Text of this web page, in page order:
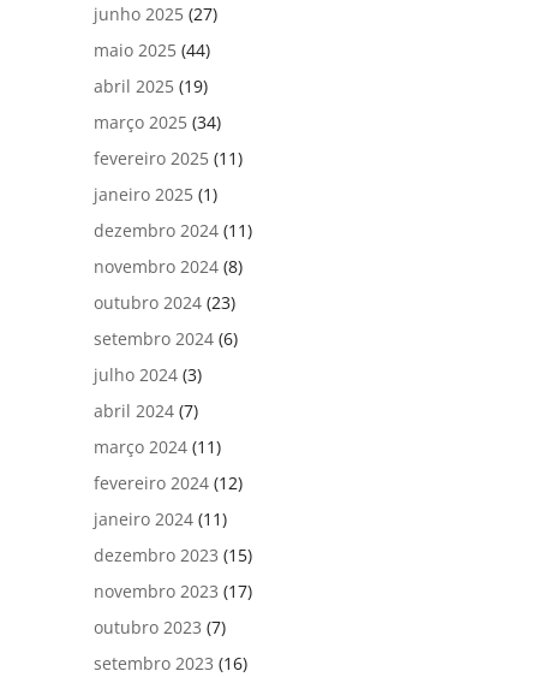
junho 2025 (27)
maio 2025 (44)
abril 2025 (19)
março 2025 (34)
fevereiro 2025 (11)
janeiro 2025 (1)
dezembro 2024 (11)
novembro 2024 (8)
outubro 2024 (23)
setembro 2024 (6)
julho 2024 (3)
abril 2024 (7)
março 2024 (11)
fevereiro 2024 (12)
janeiro 2024 (11)
dezembro 2023 (15)
novembro 2023 (17)
outubro 2023 (7)
setembro 2023 (16)